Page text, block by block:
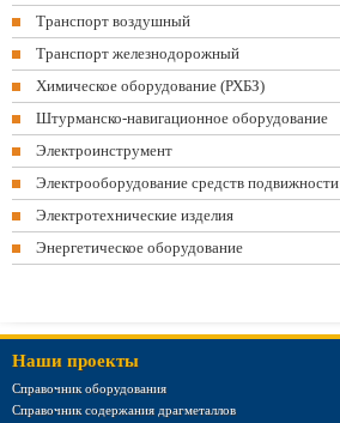
Транспорт воздушный
Транспорт железнодорожный
Химическое оборудование (РХБЗ)
Штурманско-навигационное оборудование
Электроинструмент
Электрооборудование средств подвижности
Электротехнические изделия
Энергетическое оборудование
Наши проекты
Справочник оборудования
Справочник содержания драгметаллов